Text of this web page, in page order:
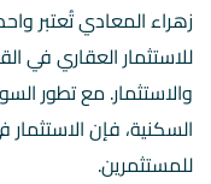
زهراء المعادي تُعتبر
للاستثمار العقاري في
والاستثمار. مع تطور
السكنية، فإن
للمستثمرين.